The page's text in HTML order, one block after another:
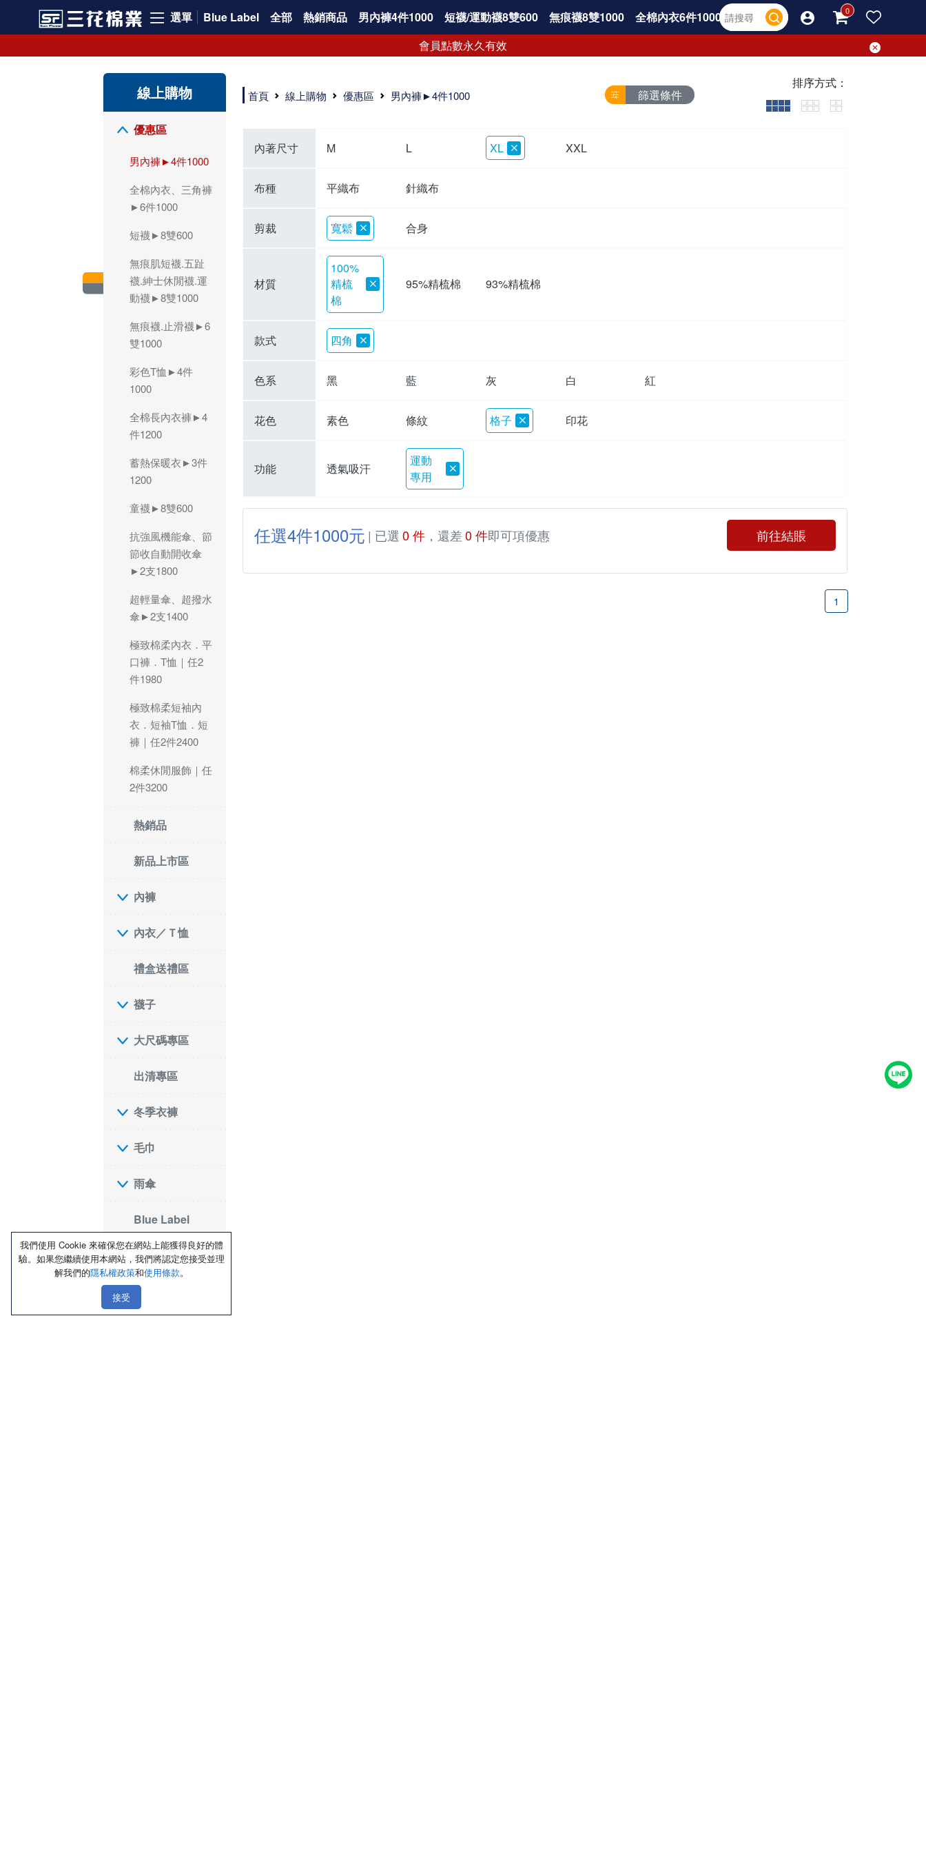
選單 Blue Label 全部 熱銷商品 男內褲4件1000 短襪/運動襪8雙600 無痕襪8雙1000
全棉內衣6件1000
會員點數永久有效
線上購物
優惠區
男內褲►4件1000
全棉內衣、三角褲
►6件1000
短襪►8雙600
無痕肌短襪.五趾
襪.紳士休閒襪.運
動襪►8雙1000
無痕襪.止滑襪►6
雙1000
彩色T恤►4件
1000
全棉長內衣褲►4
件1200
蓄熱保暖衣►3件
1200
童襪►8雙600
抗強風機能傘、節
節收自動開收傘
►2支1800
超輕量傘、超撥水
傘►2支1400
極致棉柔內衣．平
口褲．T恤｜任2
件1980
極致棉柔短袖內
衣．短袖T恤．短
褲｜任2件2400
棉柔休閒服飾｜任
2件3200
熱銷品
新品上市區
內褲
內衣／Ｔ恤
禮盒送禮區
襪子
大尺碼專區
出清專區
冬季衣褲
毛巾
雨傘
Blue Label
三花男內褲是男生首選品牌，適合休閒與運動。彈性好，人體工學剪裁，立體效果佳，舒適感大提升，魅力指數破表！
市佔率高達50年！三花專注設計，提升舒適與耐用，針對亞洲男性剪裁，大動作不卡襠。
三花男內褲採用優質棉料製成，褲身擁有超過千個散熱孔，吸汗透氣，柔順舒適，解決一般男內褲的悶熱問題。針對亞洲男性體型的立體剪裁設計，告別卡襠煩惱，自如大動作。三花男內褲市佔率高，專注製造與開發超過50年，提升舒適度與耐用性，深受網友推崇。五片式剪裁設計，適合各種身形及風格，給予肌膚前所未有的透氣舒適體驗。
【心情閒聊】男內褲的一些小心得?! 身為一名廣告代理商的社群小編，每次接到新客戶都需做好充足的產業功課，以免在撰寫廣告時顯得膚淺。美妝和流行服飾的客戶總讓我感到一點小確幸，因為可以搶先試用到新產品，或請客戶幫忙以員工價購買商品，讓人有中獎的小喜悅。 這次的客戶卻是-男內褲! 男內褲! 男內褲! 由於是第一次接觸這類產品，所以特地重複三次來表達內心的震驚。因為獨處時間較長，對於男內褲的研究多少有些害羞。因而硬著頭皮買了好幾件男內褲進行研究。 家裡沒有兄弟，也沒有可以直接聊男內褲的男性朋友，自己去買男內褲真的需要一些勇氣。我感謝現在的高科技網購，讓我不用親自到店面盯著男內褲看，也能輕鬆購買到不同種類的男內褲，真是感恩網路! 在Google搜尋 ""男內褲""，瞬間出現許多品牌，男內褲的世界真是博大精深呢。我開始扮演男內褲研究生，對男內褲進行分類：從長短、高低中腰到情趣男內褲，各式各樣應有盡有。好險此次的客戶是比較中規中矩的，情趣類的男內褲不在研究範圍，不然一直盯著穿內褲的模特兒看也太難為情了。 男內褲的設計功能其實不亞於女生內衣。由於男生身體結構的關係，需要更細心的設計。市面上較大的品牌有老牌的三花、三槍、宜而爽等，還有大手筆請代言人的CK、PLAYBOY等品牌。要選男內褲，實在需要下些功夫。 我將男內褲分為兩個面向：花色和功能設計。選擇男內褲的花色非常重要，因為能看出個人的品味和對內外搭配的重視程度。宅男們穿著50歲阿伯的花色內褲，或是穿白褲子搭配大黑色內褲，都是不OK的搭配。 功能設計則是對重要部位的保?。為了確保舒適性，有的內褲設計了開襟方便上廁所，有的設計了專屬囊袋固定，更有五片立體剪裁，或者強調視覺效果的內褲。這些設計不僅滿足基本的生理需求，更進階到心靈上的滿足。 以往從未想過要認真研究男內褲，直到這次工作的契機才真正了解男內褲的繁複。男內褲花色多樣，研究起來花費了不少時間。與男內褲客戶窗口交流，我這個女專案可能會有一段尷尬期，希望自己討論時不會笑場。雖然我無法真正體驗男內褲的全部功能，但透過揣測和客戶專業的回答，依然探詢到了許多有趣的現象。 某些網友反應某些國外品牌的男內褲不好穿，可能因為這些品牌是按照西方身材比例製造，不太適合台灣男性。同樣的現象也出現在女性內衣上，所以選擇適合自己的內褲才是最重要的。 以上只是我的心情抒發，沒有針對任何一家男內褲品牌，歡迎更多對男內褲有興趣的朋友加入研究行列！"
首頁 線上購物 優惠區 男內褲►4件1000 篩選條件
排序方式：
內著尺寸 M L XL XXL
布種 平織布 針織布
剪裁 寬鬆 合身
材質
100%
精梳
棉
95%精梳棉 93%精梳棉
款式 四角
色系 黑 藍 灰 白 紅
花色 素色 條紋 格子 印花
功能 透氣吸汗
運動
專用
任選4件1000元 | 已選 0 件，還差0 件即可項優惠 前往結賬
1
我們使用 Cookie 來確保您在網站上能獲得良好的體
驗。如果您繼續使用本網站，我們將認定您接受並理
解我們的隱私權政策和使用條款。
接受